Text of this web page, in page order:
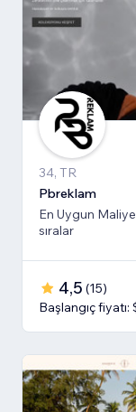
34, TR
Pbreklam
En Uygun
sıralar
4,5 (15)
Başlangıç fiyatı: